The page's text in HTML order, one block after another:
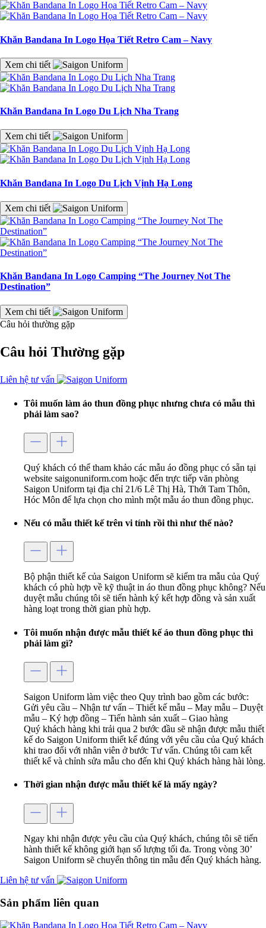
Khăn Bandana In Logo Họa Tiết Retro Cam – Navy
Xem chi tiết
Khăn Bandana In Logo Du Lịch Nha Trang
Xem chi tiết
Khăn Bandana In Logo Du Lịch Vịnh Hạ Long
Xem chi tiết
Khăn Bandana In Logo Camping “The Journey Not The
Destination”
Xem chi tiết
Câu hỏi thường gặp
Câu hỏi Thường gặp
Liên hệ tư vấn
Tôi muốn làm áo thun đồng phục nhưng chưa có mẫu thì
phải làm sao?
Quý khách có thể tham khảo các mẫu áo đồng phục có sẵn tại
website saigonuniform.com hoặc đến trực tiếp văn phòng
Saigon Uniform tại địa chỉ 21/6 Lê Thị Hà, Thới Tam Thôn,
Hóc Môn để lựa chọn cho mình một mẫu áo thun đồng phục.
Nếu có mẫu thiết kế trên vi tính rồi thì như thế nào?
Bộ phận thiết kế của Saigon Uniform sẽ kiểm tra mẫu của Quý
khách có phù hợp về kỹ thuật in áo thun đồng phục không? Nếu
duyệt mẫu chúng tôi sẽ tiến hành ký kết hợp đồng và sản xuất
hàng loạt trong thời gian phù hợp.
Tôi muốn nhận được mẫu thiết kế áo thun đồng phục thì
phải làm gì?
Saigon Uniform làm việc theo Quy trình bao gồm các bước:
Gửi yêu cầu – Nhận tư vấn – Thiết kế mẫu – May mẫu – Duyệt
mẫu – Ký hợp đồng – Tiến hành sản xuất – Giao hàng
Quý khách hàng khi trải qua 2 bước đầu sẽ nhận được mẫu thiết
kế do Saigon Uniform thiết kế đúng với yêu cầu của Quý khách
khi trao đổi với nhân viên ở bước Tư vấn. Chúng tôi cam kết
thiết kế và chỉnh sửa mẫu cho đến khi Quý khách hàng hài lòng.
Thời gian nhận được mẫu thiết kế là mấy ngày?
Ngay khi nhận được yêu cầu của Quý khách, chúng tôi sẽ tiến
hành thiết kế không giới hạn số lượng tối đa. Trong vòng 30’
Saigon Uniform sẽ chuyển thông tin mẫu đến Quý khách hàng.
Liên hệ tư vấn
Sản phẩm liên quan